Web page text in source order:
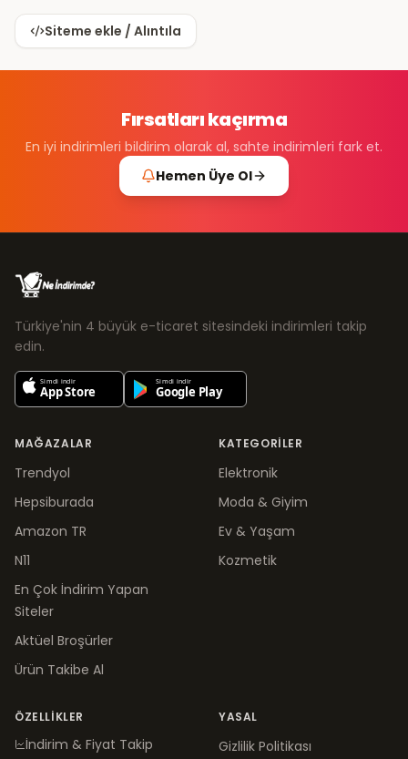
Siteme ekle / Alıntıla
Fırsatları kaçırma
En iyi indirimleri bildirim olarak al, sahte indirimleri fark et.
Hemen Üye Ol
Türkiye'nin 4 büyük e-ticaret sitesindeki indirimleri takip
edin.
MAĞAZALAR
Trendyol
Hepsiburada
Amazon TR
N11
En Çok İndirim Yapan
Siteler
Aktüel Broşürler
Ürün Takibe Al
KATEGORILER
Elektronik
Moda & Giyim
Ev & Yaşam
Kozmetik
ÖZELLIKLER
İndirim & Fiyat Takip
YASAL
Gizlilik Politikası